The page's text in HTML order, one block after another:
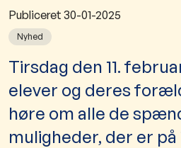
Publiceret 30-01-2025
Nyhed
Tirsdag den 11.
elever og deres
høre om alle de
muligheder, der er på